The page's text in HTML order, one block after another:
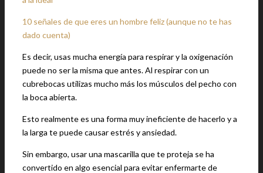
10 señales de que eres un hombre feliz (aunque no te has
dado cuenta)
Es decir, usas mucha energía para respirar y la oxigenación
puede no ser la misma que antes. Al respirar con un
cubrebocas utilizas mucho más los músculos del pecho con
la boca abierta.
Esto realmente es una forma muy ineficiente de hacerlo y a
la larga te puede causar estrés y ansiedad.
Sin embargo, usar una mascarilla que te proteja se ha
convertido en algo esencial para evitar enfermarte de